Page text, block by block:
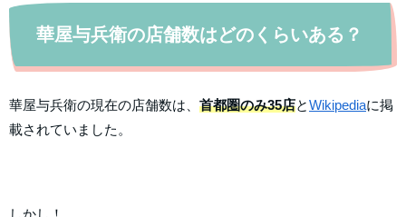
華屋与兵衛の店舗数はどのくらいある？
華屋与兵衛の現在の店舗数は、 首都圏のみ35店とWikipediaに掲
載されていました。
しかし！